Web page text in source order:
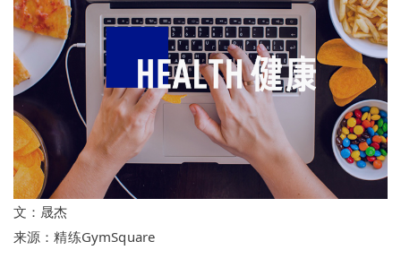
文： 晟杰
来源：精练GymSquare